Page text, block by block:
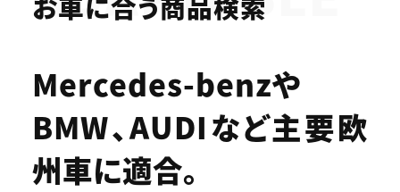
Mercedes-benzや
BMW、AUDIなど主要欧
州車に適合。